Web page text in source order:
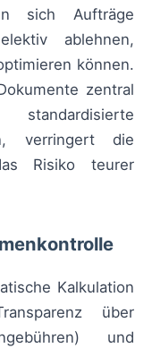
sich Aufträge
ablehnen,
können.
zentral
verringert die
Risiko teurer
Kalkulation
über
und